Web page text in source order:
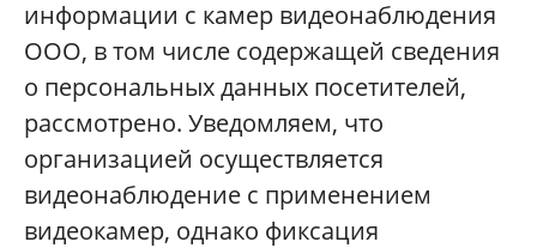
информации с камер видеонаблюдения
ООО, в том числе содержащей сведения
о персональных данных посетителей,
рассмотрено. Уведомляем, что
организацией осуществляется
видеонаблюдение с применением
видеокамер, однако фиксация